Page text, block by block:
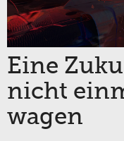
Eine
nicht
wagen